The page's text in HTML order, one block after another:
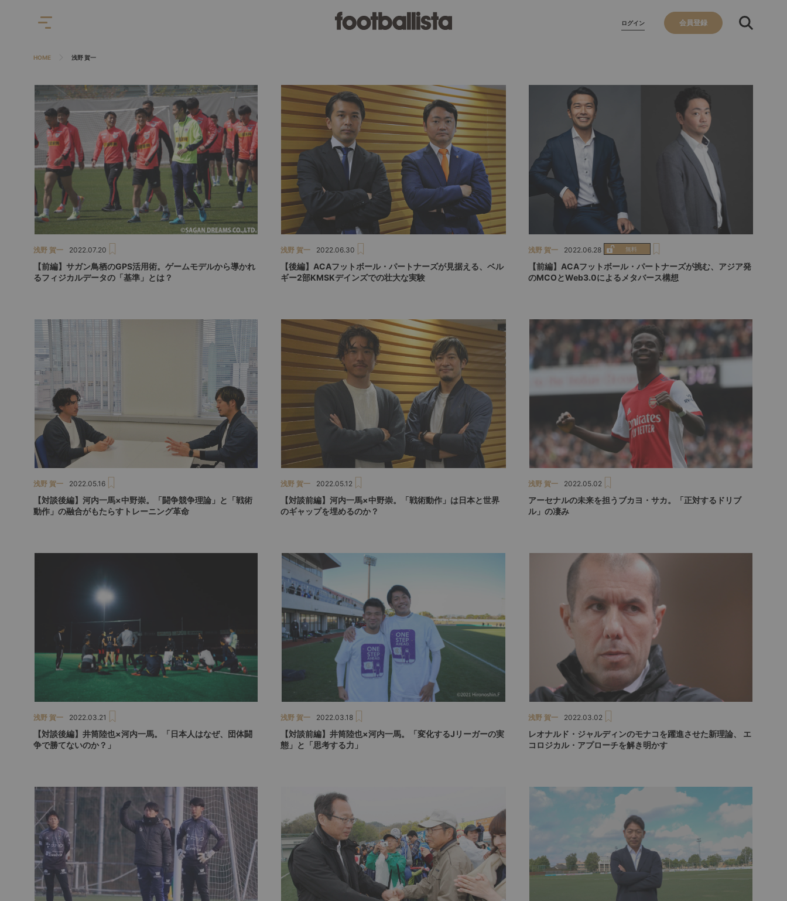
ログイン 会員登録
HOME 浅野 賀一
浅野 賀一 2022.07.20
【前編】サガン鳥栖のGPS活用術。ゲームモデルから導かれ
るフィジカルデータの「基準」とは？
浅野 賀一 2022.06.30
【後編】ACAフットボール・パートナーズが見据える、ベル
ギー2部KMSKデインズでの壮大な実験
浅野 賀一 2022.06.28
【前編】ACAフットボール・パートナーズが挑む、アジア発
のMCOとWeb3.0によるメタバース構想
浅野 賀一 2022.05.16
【対談後編】河内一馬×中野崇。「闘争競争理論」と「戦術
動作」の融合がもたらすトレーニング革命
浅野 賀一 2022.05.12
【対談前編】河内一馬×中野崇。「戦術動作」は日本と世界
のギャップを埋めるのか？
浅野 賀一 2022.05.02
アーセナルの未来を担うブカヨ・サカ。「正対するドリブ
ル」の凄み
浅野 賀一 2022.03.21
【対談後編】井筒陸也×河内一馬。「日本人はなぜ、団体闘
争で勝てないのか？」
浅野 賀一 2022.03.18
【対談前編】井筒陸也×河内一馬。「変化するJリーガーの実
態」と「思考する力」
浅野 賀一 2022.03.02
レオナルド・ジャルディンのモナコを躍進させた新理論、 エ
コロジカル・アプローチを解き明かす